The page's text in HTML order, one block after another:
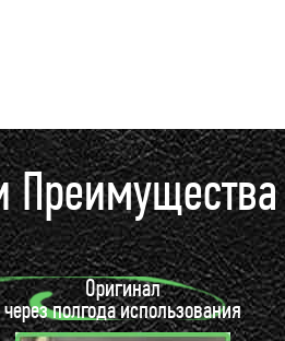
Преимущества
Оригинал
через полгода использования